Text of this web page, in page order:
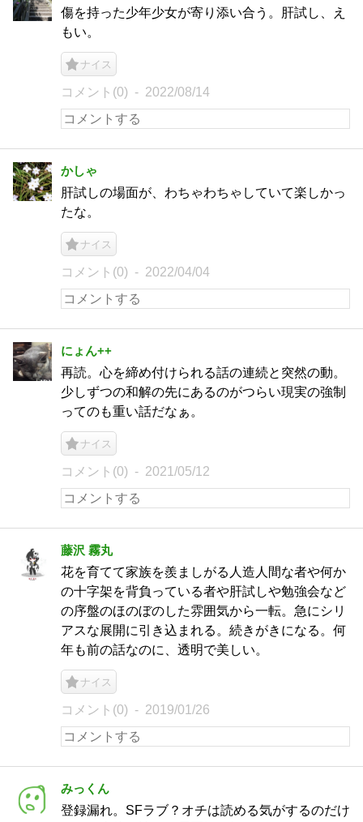
傷を持った少年少女が寄り添い合う。肝試し、え
もい。
ナイス
コメント(0) 2022/08/14
かしゃ
肝試しの場面が、わちゃわちゃしていて楽しかっ
たな。
ナイス
コメント(0) 2022/04/04
にょん++
再読。心を締め付けられる話の連続と突然の動。
少しずつの和解の先にあるのがつらい現実の強制
ってのも重い話だなぁ。
ナイス
コメント(0) 2021/05/12
藤沢 霧丸
花を育てて家族を羨ましがる人造人間な者や何か
の十字架を背負っている者や肝試しや勉強会など
の序盤のほのぼのした雰囲気から一転。急にシリ
アスな展開に引き込まれる。続きがきになる。何
年も前の話なのに、透明で美しい。
ナイス
コメント(0) 2019/01/26
みっくん
登録漏れ。SFラブ？オチは読める気がするのだけ